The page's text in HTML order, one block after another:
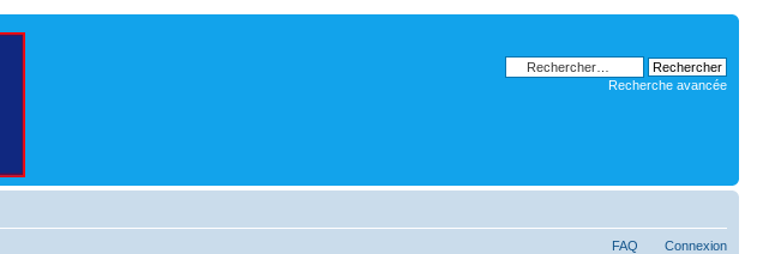
Recherche avancée
FAQ Connexion